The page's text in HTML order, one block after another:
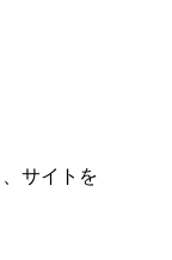
サイトを